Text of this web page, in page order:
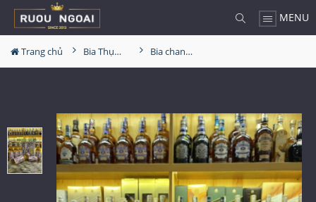
MENU
Trang chủ Bia Thụy Sĩ Bia chanh dây Hoi Maracuja Thụy Sĩ